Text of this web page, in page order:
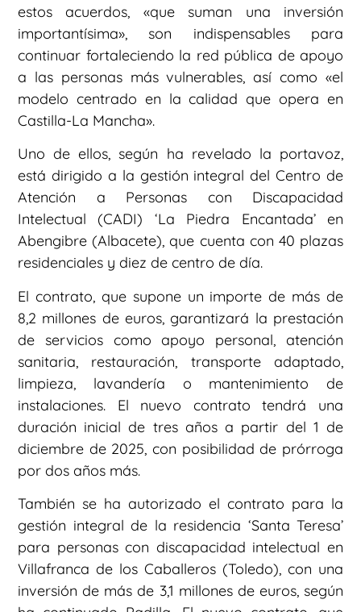
estos acuerdos, «que suman una inversión
importantísima», son indispensables para
continuar fortaleciendo la red pública de apoyo
a las personas más vulnerables, así como «el
modelo centrado en la calidad que opera en
Castilla-La Mancha».
Uno de ellos, según ha revelado la portavoz,
está dirigido a la gestión integral del Centro de
Atención a Personas con Discapacidad
Intelectual (CADI) ‘La Piedra Encantada’ en
Abengibre (Albacete), que cuenta con 40 plazas
residenciales y diez de centro de día.
El contrato, que supone un importe de más de
8,2 millones de euros, garantizará la prestación
de servicios como apoyo personal, atención
sanitaria, restauración, transporte adaptado,
limpieza, lavandería o mantenimiento de
instalaciones. El nuevo contrato tendrá una
duración inicial de tres años a partir del 1 de
diciembre de 2025, con posibilidad de prórroga
por dos años más.
También se ha autorizado el contrato para la
gestión integral de la residencia ‘Santa Teresa’
para personas con discapacidad intelectual en
Villafranca de los Caballeros (Toledo), con una
inversión de más de 3,1 millones de euros, según